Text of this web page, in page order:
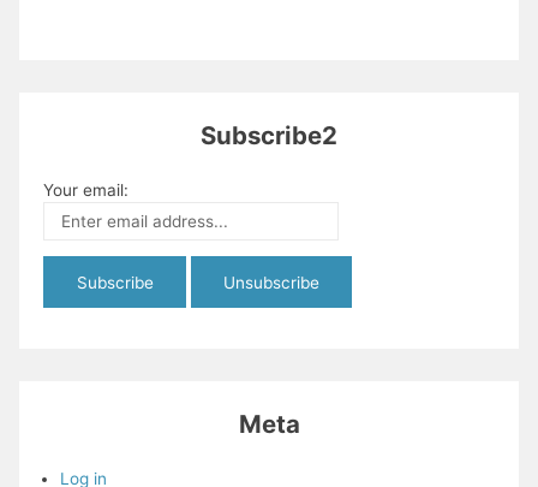
Subscribe2
Your email:
Meta
Log in